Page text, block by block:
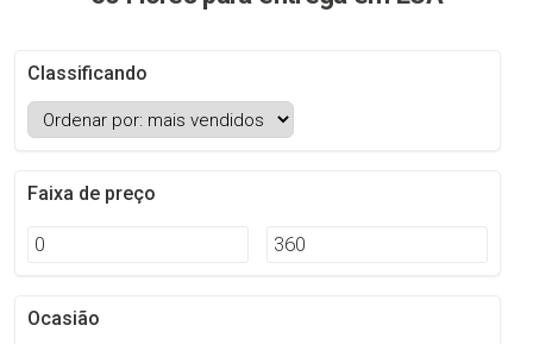
Classificando
Faixa de preço
Ocasião